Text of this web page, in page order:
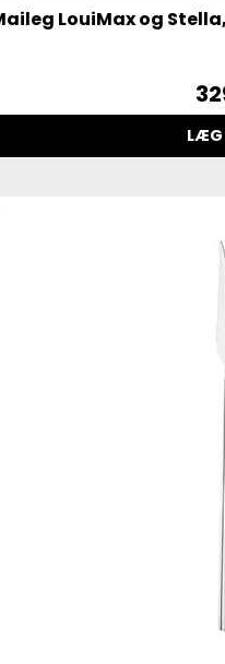
LouiMax og
LÆG